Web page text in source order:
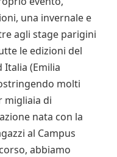
una invernale e
agli stage parigini
le edizioni del
Italia (Emilia
molti
migliaia di
nata con la
al Campus
abbiamo